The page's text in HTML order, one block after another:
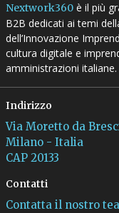
Nextwork360è il più
B2B dedicati ai temi
dell’Innovazione
cultura digitale e
amministrazioni italiane.
Indirizzo
Via Moretto da
Milano - Italia
CAP 20133
Contatti
Contatta il nostro